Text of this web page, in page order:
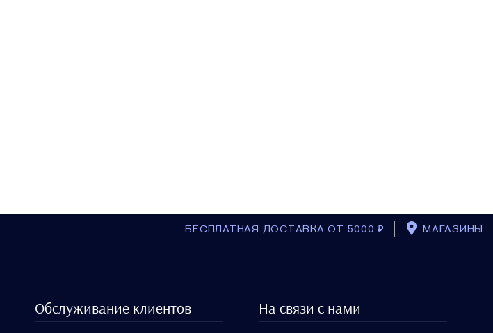
БЕСПЛАТНАЯ ДОСТАВКА ОТ 5000 ₽ МАГАЗИНЫ
Обслуживание клиентов На связи с нами